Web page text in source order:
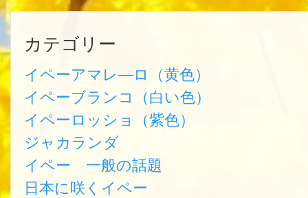
カテゴリー
イペーアマレ―ロ（黄色）
イペーブランコ（白い色）
イペーロッショ（紫色）
ジャカランダ
イペー 一般の話題
日本に咲くイペー